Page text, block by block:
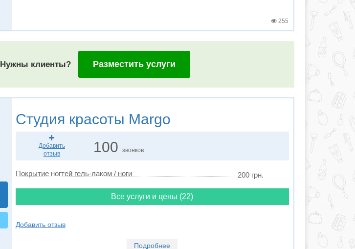
255
Нужны клиенты? Разместить услуги
Студия красоты Margo
Добавить
отзыв
100звонков
Покрытие ногтей гель-лаком / ноги 200 грн.
Все услуги и цены (22)
Добавить отзыв
Подробнее